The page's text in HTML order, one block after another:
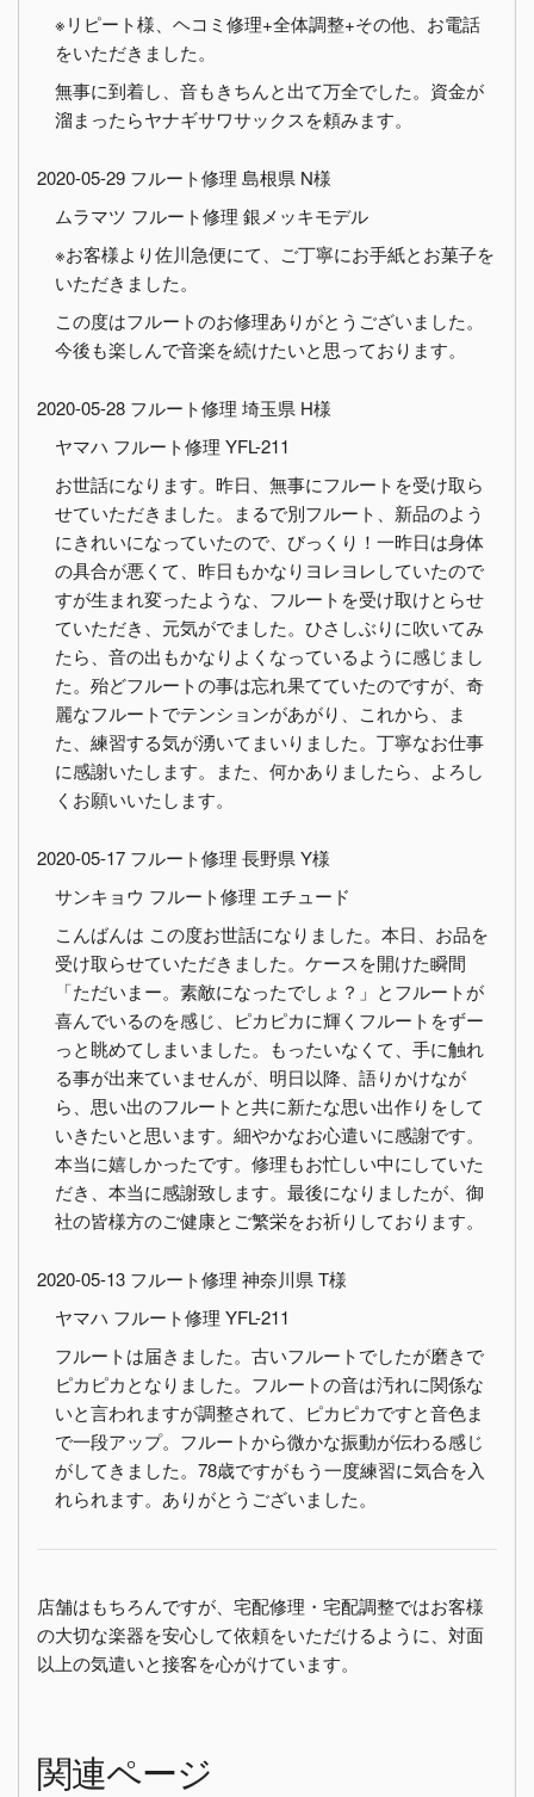
※リピート様、ヘコミ修理+全体調整+その他、お電話
をいただきました。
無事に到着し、音もきちんと出て万全でした。資金が
溜まったらヤナギサワサックスを頼みます。
2020-05-29 フルート修理 島根県 N様
ムラマツ フルート修理 銀メッキモデル
※お客様より佐川急便にて、ご丁寧にお手紙とお菓子を
いただきました。
この度はフルートのお修理ありがとうございました。
今後も楽しんで音楽を続けたいと思っております。
2020-05-28 フルート修理 埼玉県 H様
ヤマハ フルート修理 YFL-211
お世話になります。昨日、無事にフルートを受け取ら
せていただきました。まるで別フルート、新品のよう
にきれいになっていたので、びっくり！一昨日は身体
の具合が悪くて、昨日もかなりヨレヨレしていたので
すが生まれ変ったような、フルートを受け取けとらせ
ていただき、元気がでました。ひさしぶりに吹いてみ
たら、音の出もかなりよくなっているように感じまし
た。殆どフルートの事は忘れ果てていたのですが、奇
麗なフルートでテンションがあがり、これから、ま
た、練習する気が湧いてまいりました。丁寧なお仕事
に感謝いたします。また、何かありましたら、よろし
くお願いいたします。
2020-05-17 フルート修理 長野県 Y様
サンキョウ フルート修理 エチュード
こんばんは この度お世話になりました。本日、お品を
受け取らせていただきました。ケースを開けた瞬間
「ただいまー。素敵になったでしょ？」とフルートが
喜んでいるのを感じ、ピカピカに輝くフルートをずー
っと眺めてしまいました。もったいなくて、手に触れ
る事が出来ていませんが、明日以降、語りかけなが
ら、思い出のフルートと共に新たな思い出作りをして
いきたいと思います。細やかなお心遣いに感謝です。
本当に嬉しかったです。修理もお忙しい中にしていた
だき、本当に感謝致します。最後になりましたが、御
社の皆様方のご健康とご繁栄をお祈りしております。
2020-05-13 フルート修理 神奈川県 T様
ヤマハ フルート修理 YFL-211
フルートは届きました。古いフルートでしたが磨きで
ピカピカとなりました。フルートの音は汚れに関係な
いと言われますが調整されて、ピカピカですと音色ま
で一段アップ。フルートから微かな振動が伝わる感じ
がしてきました。78歳ですがもう一度練習に気合を入
れられます。ありがとうございました。
店舗はもちろんですが、宅配修理・宅配調整ではお客様
の大切な楽器を安心して依頼をいただけるように、対面
以上の気遣いと接客を心がけています。
関連ページ